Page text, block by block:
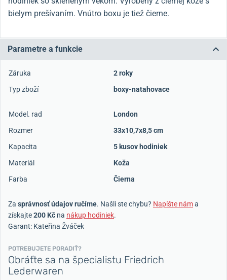
bielym prešívaním. Vnútro boxu je tiež čierne.
Parametre a funkcie
Záruka
2 roky
Typ zboží
boxy-natahovace
Model. rad
London
Rozmer
33x10,7x8,5 cm
Kapacita
5 kusov hodiniek
Materiál
Koža
Farba
Čierna
Za správnosť údajov ručíme. Našli ste chybu? Napíšte náma
získajte200 Kč na nákup hodiniek.
Garant: Kateřina Žváček
POTREBUJETE PORADIŤ?
Obráťte sa na špecialistu Friedrich
Lederwaren